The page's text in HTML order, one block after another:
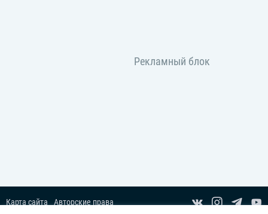
Карта сайта
Авторские права